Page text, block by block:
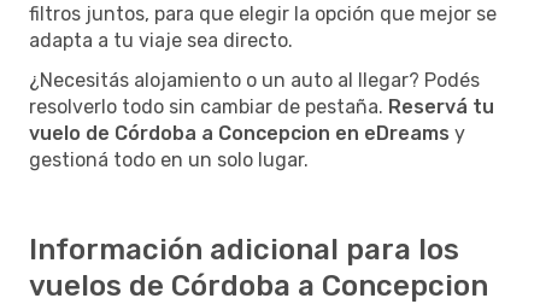
filtros juntos, para que elegir la opción que mejor se
adapta a tu viaje sea directo.
¿Necesitás alojamiento o un auto al llegar? Podés
resolverlo todo sin cambiar de pestaña. Reservá tu
vuelo de Córdoba a Concepcion en eDreams y
gestioná todo en un solo lugar.
Información adicional para los
vuelos de Córdoba a Concepcion